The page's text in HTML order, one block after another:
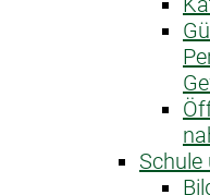
Schule